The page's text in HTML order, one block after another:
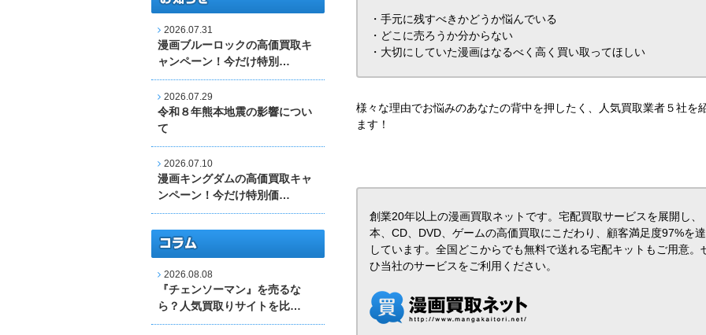
・手元に残すべきかどうか悩んでいる
・どこに売ろうか分からない
・大切にしていた漫画はなるべく高く買い取ってほしい
様々な理由でお悩みのあなたの背中を押したく、人気買取業者５社を
ます！
創業20年以上の漫画買取ネットです。宅配買取サービスを展開し、
本、CD、DVD、ゲームの高価買取にこだわり、顧客満足度97%を
しています。全国どこからでも無料で送れる宅配キットもご用意。
ひ当社のサービスをご利用ください。
2026.07.31
漫画ブルーロックの高価買取キ
ャンペーン！今だけ特別…
2026.07.29
令和８年熊本地震の影響につい
て
2026.07.10
漫画キングダムの高価買取キャ
ンペーン！今だけ特別価…
2026.08.08
『チェンソーマン』を売るな
ら？人気買取りサイトを比…